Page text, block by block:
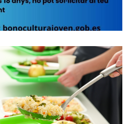
Del Baix
Dos Nous
El Curs 2025-